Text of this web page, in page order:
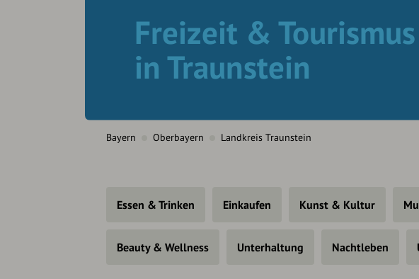
Freizeit & Tourismus
in Traunstein
Bayern Oberbayern Landkreis Traunstein
Essen & Trinken Einkaufen Kunst & Kultur
Beauty & Wellness Unterhaltung Nachtleben